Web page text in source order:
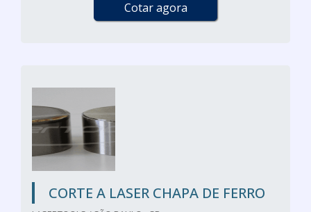
Cotar agora
CORTE A LASER CHAPA DE FERRO